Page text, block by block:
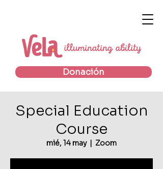
Donación
Special Education
Course
mié, 14 may
  |
Zoom